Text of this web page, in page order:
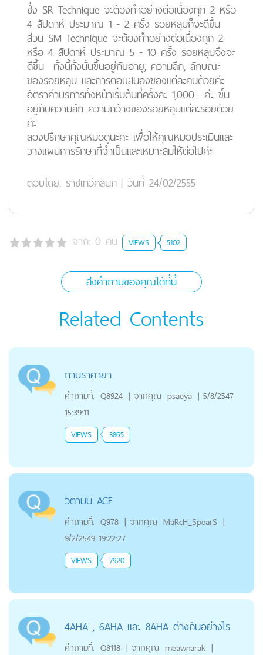
ซึ่ง SR Technique จะต้องทำอย่างต่อเนื่องทุก 2 หรือ
4 สัปดาห์ ประมาณ 1 - 2 ครั้ง รอยหลุมก็จะดีขึ้น
ส่วน SM Technique จะต้องทำอย่างต่อเนื่องทุก 2
หรือ 4 สัปดาห์ ประมาณ 5 - 10 ครั้ง รอยหลุมจึงจะ
ดีขึ้น ทั้งนี้ทั้งนั้นขึ้นอยู่กับอายุ, ความลึก, ลักษณะ
ของรอยหลุม และการตอบสนองของแต่ละคนด้วยค่ะ
อัตราค่าบริการทั้งหน้าเริ่มต้นที่ครั้งละ 1,000.- ค่ะ ขึ้น
อยู่กับความลึก ความกว้างของรอยหลุมแต่ละรอยด้วย
ค่ะ
ลองปรึกษาคุณหมอดูนะคะ เพื่อให้คุณหมอประเมินและ
วางแผนการรักษาที่จำเป็นและเหมาะสมให้ต่อไปค่ะ
ตอบโดย: ราชเทวีคลินิก | วันที่ 24/02/2555
จาก: 0 คน VIEWS 5102
ส่งคำถามของคุณได้ที่นี่
Related Contents
ถามราคายา
คำถามที่: Q8924 | จากคุณ psaeya | 5/8/2547
15:39:11
VIEWS 3865
วิตามิน ACE
คำถามที่: Q978 | จากคุณ MaRcH_SpearS |
9/2/2549 19:22:27
VIEWS 7920
4AHA , 6AHA และ 8AHA ต่างกันอย่างไร
คำถามที่: Q8118 | จากคุณ meawnarak |